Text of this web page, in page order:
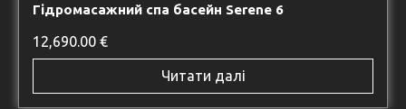
Гідромасажний спа басейн Serene 6
12,690.00 €
Читати далі